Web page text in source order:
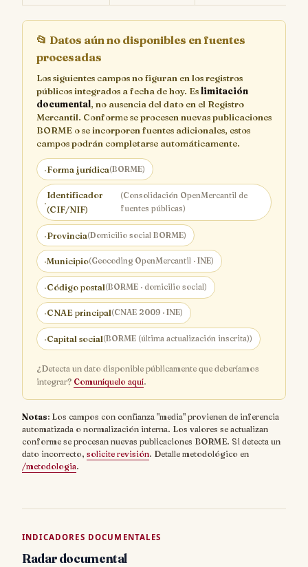
📂 Datos aún no disponibles en fuentes
procesadas
Los siguientes campos no figuran en los registros
públicos integrados a fecha de hoy. Eslimitación
documental, no ausencia del dato en el Registro
Mercantil. Conforme se procesen nuevas publicaciones
BORME o se incorporen fuentes adicionales, estos
campos podrán completarse automáticamente.
·Forma jurídica(BORME)
·
Identificador
(CIF/NIF)
(Consolidación OpenMercantil de
fuentes públicas)
·Provincia(Domicilio social BORME)
·Municipio(Geocoding OpenMercantil · INE)
·Código postal(BORME · domicilio social)
·CNAE principal(CNAE 2009 · INE)
·Capital social(BORME (última actualización inscrita))
¿Detecta un dato disponible públicamente que deberíamos
integrar? Comuníquelo aquí.
Notas: Los campos con confianza "media" provienen de inferencia
automatizada o normalización interna. Los valores se actualizan
conforme se procesan nuevas publicaciones BORME. Si detecta un
dato incorrecto, solicite revisión. Detalle metodológico en
/metodologia.
INDICADORES DOCUMENTALES
Radar documental